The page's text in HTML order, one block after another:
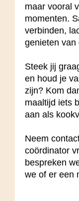
maar vooral
momenten.
verbinden,
genieten van
Steek jij
en houd je
zijn? Kom
maaltijd iets
aan als
Neem
coördinator
bespreken
we of er een